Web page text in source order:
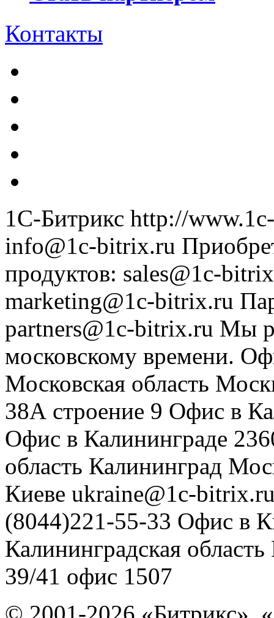
Контакты
1С-Битрикс http://
info@1c-bitrix.ru
продуктов: sales@1c-
marketing@1c-bitrix.ru
partners@1c-bitrix.ru Мы
московскому времени.
Московская область
38А строение 9 Офис в
Офис в Калининграде
область Калининград
Киеве ukraine@1c-
(8044)221-55-33 Офис в
Калининградская область
39/41 офис 1507